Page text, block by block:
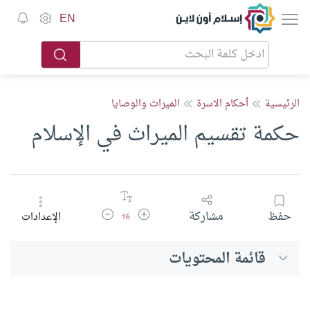
إسلام أون لاين EN
الرئيسية أحكام الاسرة الميراث والوصايا
حكمة تقسيم الميراث في الإسلام
حفظ مشاركة زيادة حجم الخط
16 تقليل حجم الخطالإعدادات
قائمة المحتويات